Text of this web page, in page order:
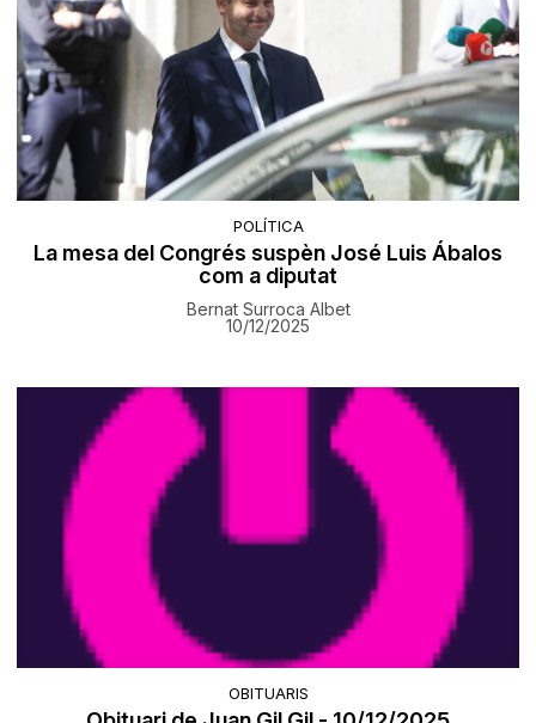
POLÍTICA
La mesa del Congrés suspèn José Luis Ábalos
com a diputat
Bernat Surroca Albet
10/12/2025
OBITUARIS